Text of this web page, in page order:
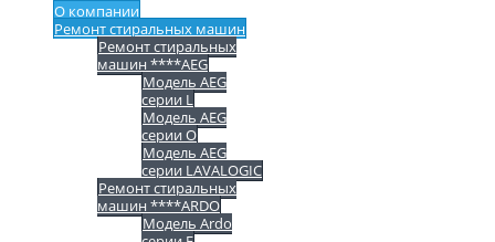
О компании
Ремонт стиральных машин
Ремонт стиральных
машин ****AEG
Модель AEG
серии L
Модель AEG
серии O
Модель AEG
серии LAVALOGIC
Ремонт стиральных
машин ****ARDO
Модель Ardo